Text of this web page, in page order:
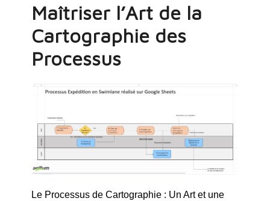
Maîtriser l’Art de la
Cartographie des
Processus
Le Processus de Cartographie : Un Art et une